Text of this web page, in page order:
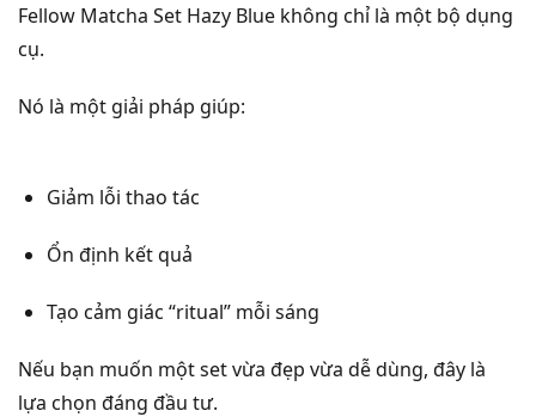
Fellow Matcha Set Hazy Blue không chỉ là một bộ dụng
cụ.
Nó là một giải pháp giúp:
Giảm lỗi thao tác
Ổn định kết quả
Tạo cảm giác “ritual” mỗi sáng
Nếu bạn muốn một set vừa đẹp vừa dễ dùng, đây là
lựa chọn đáng đầu tư.